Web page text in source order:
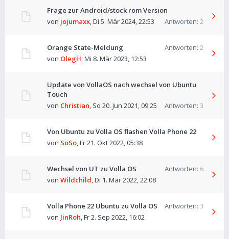
Frage zur Android/stock rom Version
Antworten: 2
von jojumaxx,Di 5. Mär 2024, 22:53
Orange State-Meldung Antworten: 2
von OlegH,Mi 8. Mär 2023, 12:53
Update von VollaOS nach wechsel von Ubuntu
Touch
Antworten: 3
von Christian, So 20. Jun 2021, 09:25
Von Ubuntu zu Volla OS flashen Volla Phone 22
von SoSo,Fr 21. Okt 2022, 05:38
Wechsel von UT zu Volla OS Antworten: 6
von Wildchild,Di 1. Mär 2022, 22:08
Volla Phone 22 Ubuntu zu Volla OS Antworten: 3
von JinRoh,Fr 2. Sep 2022, 16:02